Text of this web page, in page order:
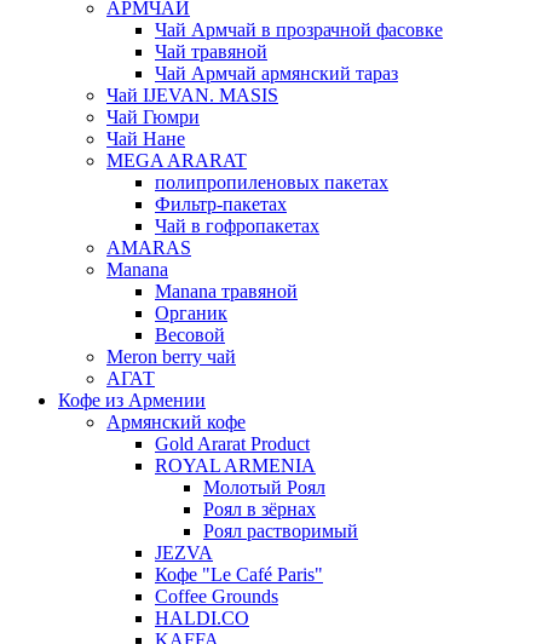
АРМЧАЙ
Чай Армчай в прозрачной фасовке
Чай травяной
Чай Армчай армянский тараз
Чай IJEVAN. MASIS
Чай Гюмри
Чай Нане
MEGA ARARAT
полипропиленовых пакетах
Фильтр-пакетах
Чай в гофропакетах
AMARAS
Manana
Manana травяной
Органик
Весовой
Meron berry чай
АГАТ
Кофе из Армении
Армянский кофе
Gold Ararat Product
ROYAL ARMENIA
Молотый Роял
Роял в зёрнах
Роял растворимый
JEZVA
Кофе "Le Café Paris"
Coffee Grounds
HALDI.CO
KAFFA